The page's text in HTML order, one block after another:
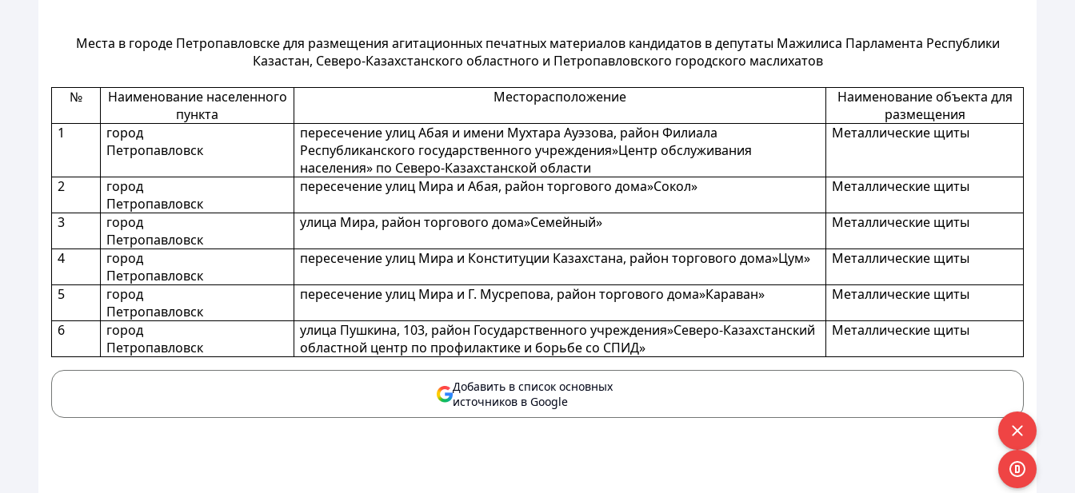
Места в городе Петропавловске для размещения агитационных печатных материалов кандидатов в депутаты Мажилиса Парламента Республики
Казастан, Северо-Казахстанского областного и Петропавловского городского маслихатов
№
Наименование населенного
пункта
Месторасположение
Наименование объекта для
размещения
1
город
Петропавловск
пересечение улиц Абая и имени Мухтара Ауэзова, район Филиала
Республиканского государственного учреждения»Центр обслуживания
населения» по Северо-Казахстанской области
Металлические щиты
2
город
Петропавловск
пересечение улиц Мира и Абая, район торгового дома»Сокол» Металлические щиты
3
город
Петропавловск
улица Мира, район торгового дома»Семейный» Металлические щиты
4
город
Петропавловск
пересечение улиц Мира и Конституции Казахстана, район торгового дома»Цум» Металлические щиты
5
город
Петропавловск
пересечение улиц Мира и Г. Мусрепова, район торгового дома»Караван» Металлические щиты
6
город
Петропавловск
улица Пушкина, 103, район Государственного учреждения»Северо-Казахстанский
областной центр по профилактике и борьбе со СПИД»
Металлические щиты
Добавить в список основных
источников в Google